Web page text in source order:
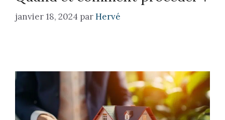
janvier 18, 2024 parHervé